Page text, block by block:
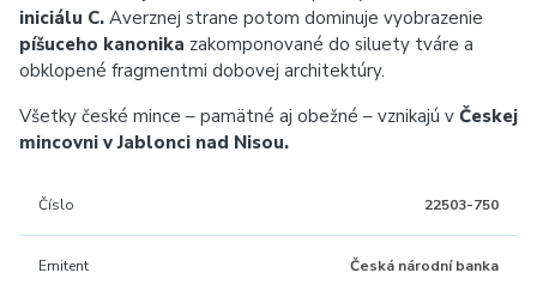
iniciálu C. Averznej strane potom dominuje vyobrazenie
píšuceho kanonika zakomponované do siluety tváre a
obklopené fragmentmi dobovej architektúry.
Všetky české mince – pamätné aj obežné – vznikajú v Českej
mincovni v Jablonci nad Nisou.
Číslo 22503-750
Emitent Česká národní banka